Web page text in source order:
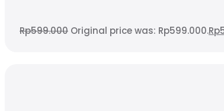
Rp599.000 Original price was: Rp599.000.Rp